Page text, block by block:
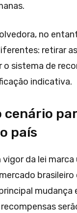
no
retirar
o sistema de
indicativa.
cenário
país
vigor da lei
brasileiro
mudança